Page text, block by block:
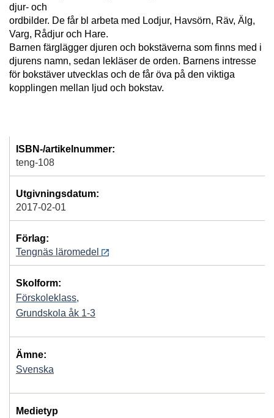
djur- och
ordbilder. De får bl arbeta med Lodjur, Havsörn, Räv, Älg,
Varg, Rådjur och Hare.
Barnen färglägger djuren och bokstäverna som finns med i
djurens namn, sedan lekläser de orden. Barnens intresse
för bokstäver utvecklas och de får öva på den viktiga
kopplingen mellan ljud och bokstav.
ISBN-/artikelnummer:
teng-108
Utgivningsdatum:
2017-02-01
Förlag:
Tengnäs läromedel
Skolform:
Förskoleklass,
Grundskola åk 1-3
Ämne:
Svenska
Medietyp